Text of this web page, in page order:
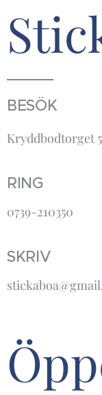
BESÖK
Kryddbodtorget
RING
0739-210350
SKRIV